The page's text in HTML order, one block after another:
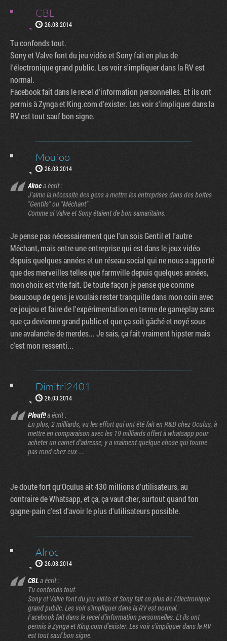
CBL
26.03.2014
Tu confonds tout.
Sony et Valve font du jeu vidéo et Sony fait en plus de
l'électronique grand public. Les voir s'impliquer dans la RV est
normal.
Facebook fait dans le recel d'information personnelles. Et ils ont
permis à Zynga et King.com d'exister. Les voir s'impliquer dans la
RV est tout sauf bon signe.
Moufoo
26.03.2014
Alroca écrit :
J'aime la nécessite des gens a mettre les entreprises dans des boites
"Gentils" ou "Méchant"
Comme si Valve et Sony étaient de bon samaritains.
Je pense pas nécessairement que l'un sois Gentil et l'autre
Méchant, mais entre une entreprise qui est dans le jeux vidéo
depuis quelques années et un réseau social qui ne nous a apporté
que des merveilles telles que farmville depuis quelques années,
mon choix est vite fait. De toute façon je pense que comme
beaucoup de gens je voulais rester tranquille dans mon coin avec
ce joujou et faire de l'expérimentation en terme de gameplay sans
que ça devienne grand public et que ça soit gâché et noyé sous
une avalanche de merdes... Je sais, ça fait vraiment hipster mais
c'est mon ressenti...
Dimitri2401
26.03.2014
Plouf!!a écrit :
En plus, 2 milliards, vu les effort qui ont été fait en R&D chez Oculus, à
mettre en comparaison avec les 19 milliards offert à whatsapp pour
acheter un carnet d'adresse, y a vraiment quelque chose qui tourne
pas rond chez eux ....
Je doute fort qu'Oculus ait 430 millions d'utilisateurs, au
contraire de Whatsapp, et ça, ça vaut cher, surtout quand ton
gagne-pain c'est d'avoir le plus d'utilisateurs possible.
Alroc
26.03.2014
CBLa écrit :
Tu confonds tout.
Sony et Valve font du jeu vidéo et Sony fait en plus de l'électronique
grand public. Les voir s'impliquer dans la RV est normal.
Facebook fait dans le recel d'information personnelles. Et ils ont
permis à Zynga et King.com d'exister. Les voir s'impliquer dans la RV
est tout sauf bon signe.